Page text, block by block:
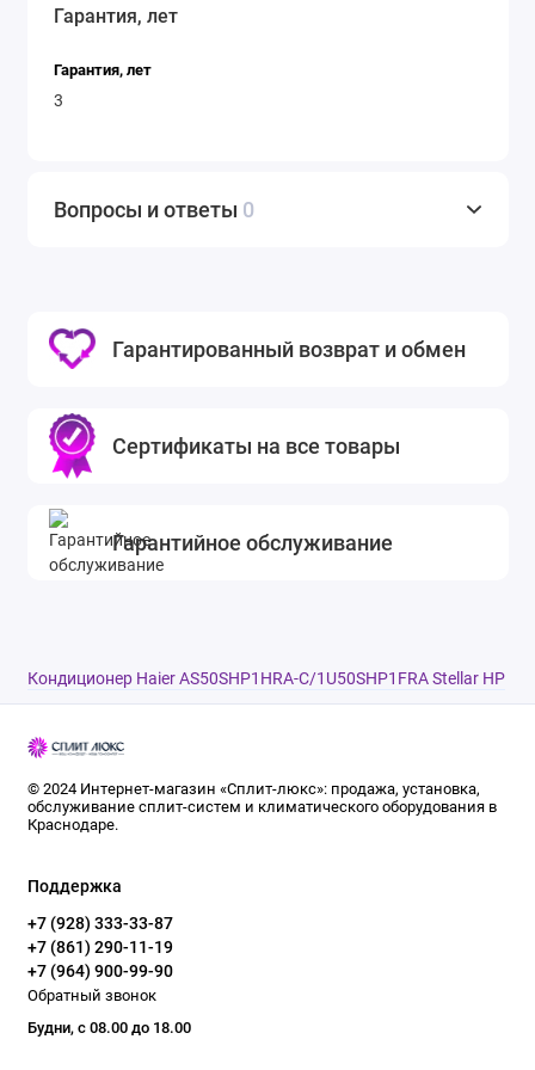
Регулировка положения жалюзи:
эффекта холодного обдува.
включая компрессор RECHI и увеличенный
лет.
При проектировании системы Haier
AS50SHP1HRA-C/1U50SHP1FRA Stellar HP
были учтены все современные требования к
эффективность и стильный дизайн, но и о
делает его идеальным выбором для экономных
и заботливых пользователей.
Переходите на новый уровень комфорта с
насладитесь преимуществами современного
климатического оборудования, которое будет
Гарантия, лет
Гарантия, лет
3
Вопросы и ответы 0
Гарантированный возврат и обмен
Сертификаты на все товары
Гарантийное обслуживание
Кондиционер Haier AS50SHP1HRA-C/1U50SHP1FRA Stellar HP
© 2024 Интернет-магазин «Сплит-люкс»: продажа, установка,
обслуживание сплит-систем и климатического оборудования в
Краснодаре.
Поддержка
+7 (928) 333-33-87
+7 (861) 290-11-19
+7 (964) 900-99-90
Обратный звонок
Будни, с 08.00 до 18.00